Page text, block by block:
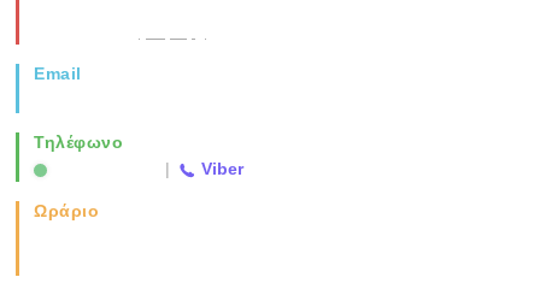
Email
Τηλέφωνο
| Viber
Ωράριο